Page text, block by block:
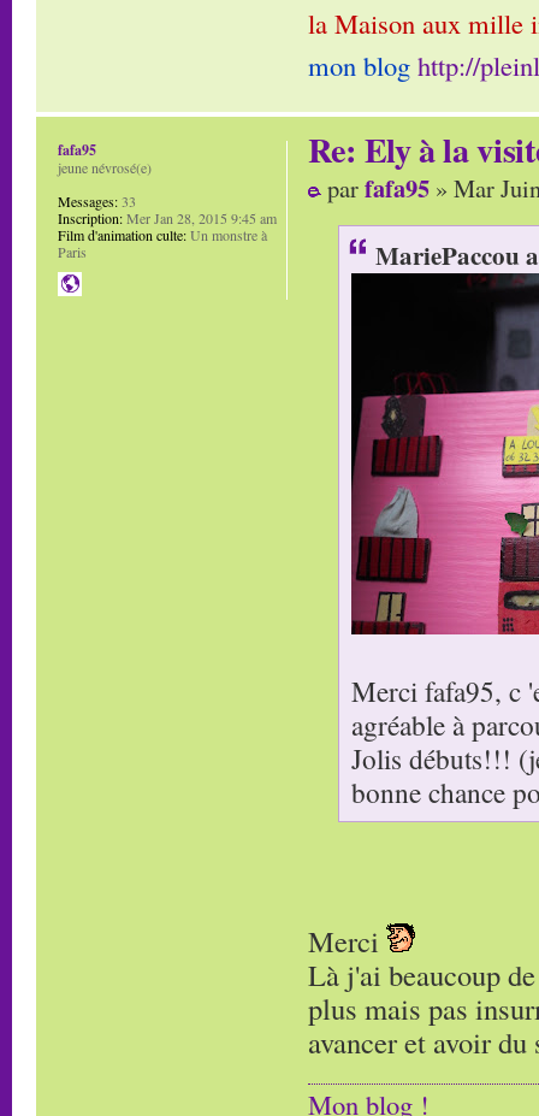
la Maison aux mille
mon blog http://
Re: Ely à la
parfafa95 » Mar
MariePaccou
Merci fafa95, c
agréable à
Jolis débuts!!!
bonne chance
Merci
Là j'ai beaucoup
plus mais pas
avancer et avoir
Mon blog !
fafa95
jeune névrosé(e)
Messages:33
Inscription:Mer Jan 28, 2015 9:45 am
Film d'animation culte:Un monstre à
Paris